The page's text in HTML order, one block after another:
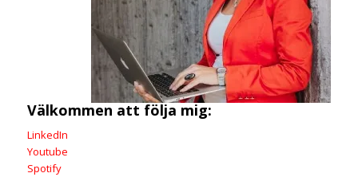
Välkommen att följa mig:
LinkedIn
Youtube
Spotify